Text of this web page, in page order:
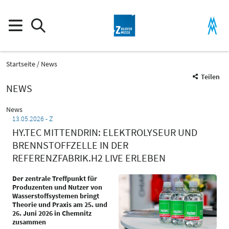
Startseite
News
Teilen
NEWS
News
13.05.2026
Z
HY.TEC MITTENDRIN: ELEKTROLYSEUR UND
BRENNSTOFFZELLE IN DER
REFERENZFABRIK.H2 LIVE ERLEBEN
Der zentrale Treffpunkt für
Produzenten und Nutzer von
Wasserstoffsystemen bringt
Theorie und Praxis am 25. und
26. Juni 2026 in Chemnitz
zusammen